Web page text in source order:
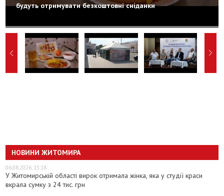
будуть отримувати безкоштовні сніданки
НОВИНИ ЖИТОМИРА
06.08.2026, 15:18
У Житомирській області вирок отримала жінка, яка у студії краси
вкрала сумку з 24 тис. грн